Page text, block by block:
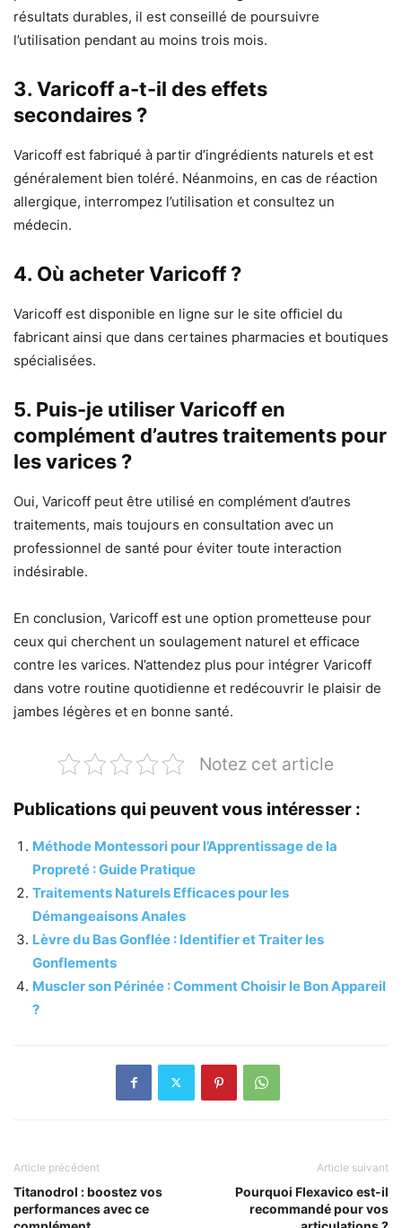
résultats durables, il est conseillé de poursuivre
l’utilisation pendant au moins trois mois.
3. Varicoff a-t-il des effets
secondaires ?
Varicoff est fabriqué à partir d’ingrédients naturels et est
généralement bien toléré. Néanmoins, en cas de réaction
allergique, interrompez l’utilisation et consultez un
médecin.
4. Où acheter Varicoff ?
Varicoff est disponible en ligne sur le site officiel du
fabricant ainsi que dans certaines pharmacies et boutiques
spécialisées.
5. Puis-je utiliser Varicoff en
complément d’autres traitements pour
les varices ?
Oui, Varicoff peut être utilisé en complément d’autres
traitements, mais toujours en consultation avec un
professionnel de santé pour éviter toute interaction
indésirable.
En conclusion, Varicoff est une option prometteuse pour
ceux qui cherchent un soulagement naturel et efficace
contre les varices. N’attendez plus pour intégrer Varicoff
dans votre routine quotidienne et redécouvrir le plaisir de
jambes légères et en bonne santé.
Notez cet article
Publications qui peuvent vous intéresser :
Méthode Montessori pour l’Apprentissage de la
Propreté : Guide Pratique
Traitements Naturels Efficaces pour les
Démangeaisons Anales
Lèvre du Bas Gonflée : Identifier et Traiter les
Gonflements
Muscler son Périnée : Comment Choisir le Bon Appareil
?
Article précédent
Titanodrol : boostez vos
performances avec ce
Article suivant
Pourquoi Flexavico est-il
recommandé pour vos